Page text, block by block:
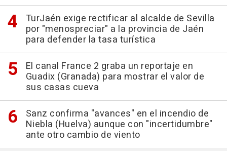
TurJaén exige rectificar al alcalde de Sevilla
por "menospreciar" a la provincia de Jaén
para defender la tasa turística
El canal France 2 graba un reportaje en
Guadix (Granada) para mostrar el valor de
sus casas cueva
Sanz confirma "avances" en el incendio de
Niebla (Huelva) aunque con "incertidumbre"
ante otro cambio de viento